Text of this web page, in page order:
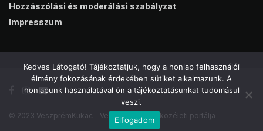
Hozzászólási és moderálási szabályzat
Impresszum
© 2023 VeszprémKukac - Veszprém online közéleti portálja
Kedves Látogató! Tájékoztatjuk, hogy a honlap felhasználói
élmény fokozásának érdekében sütiket alkalmazunk. A
honlapunk használatával ön a tájékoztatásunkat tudomásul
veszi.
Elfogadom